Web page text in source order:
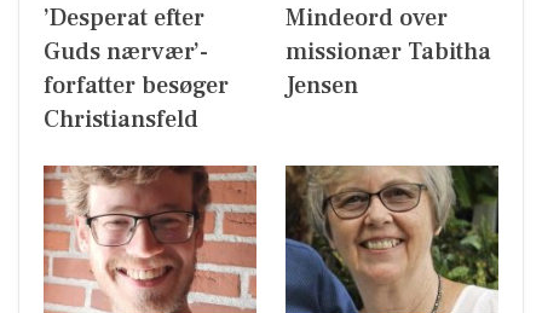
’Desperat efter
Guds nærvær’-
forfatter besøger
Christiansfeld
Mindeord over
missionær Tabitha
Jensen